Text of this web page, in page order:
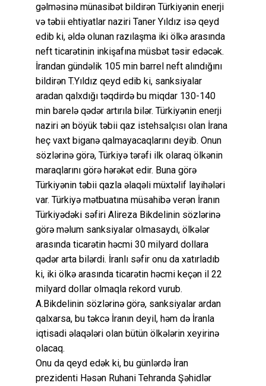
gəlməsinə münasibət bildirən Türkiyənin enerji
və təbii ehtiyatlar naziri Taner Yıldız isə qeyd
edib ki, əldə olunan razılaşma iki ölkə arasında
neft ticarətinin inkişafına müsbət təsir edəcək.
İrandan gündəlik 105 min barrel neft alındığını
bildirən T.Yıldız qeyd edib ki, sanksiyalar
aradan qalxdığı təqdirdə bu miqdar 130-140
min barelə qədər artırıla bilər. Türkiyənin enerji
naziri ən böyük təbii qaz istehsalçısı olan İrana
heç vaxt biganə qalmayacaqlarını deyib. Onun
sözlərinə görə, Türkiyə tərəfi ilk olaraq ölkənin
maraqlarını görə hərəkət edir. Buna görə
Türkiyənin təbii qazla əlaqəli müxtəlif layihələri
var. Türkiyə mətbuatına müsahibə verən İranın
Türkiyədəki səfiri Alireza Bikdelinin sözlərinə
görə məlum sanksiyalar olmasaydı, ölkələr
arasında ticarətin həcmi 30 milyard dollara
qədər arta bilərdi. İranlı səfir onu da xatırladıb
ki, iki ölkə arasında ticarətin həcmi keçən il 22
milyard dollar olmaqla rekord vurub.
A.Bikdelinin sözlərinə görə, sanksiyalar ardan
qalxarsa, bu təkcə İranın deyil, həm də İranla
iqtisadi əlaqələri olan bütün ölkələrin xeyirinə
olacaq.
Onu da qeyd edək ki, bu günlərdə İran
prezidenti Həsən Ruhani Tehranda Şəhidlər